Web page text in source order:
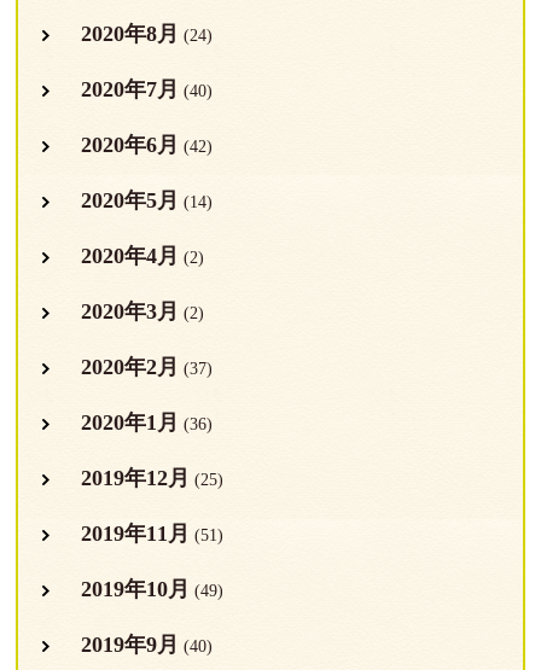
2020年8月 (24)
2020年7月 (40)
2020年6月 (42)
2020年5月 (14)
2020年4月 (2)
2020年3月 (2)
2020年2月 (37)
2020年1月 (36)
2019年12月 (25)
2019年11月 (51)
2019年10月 (49)
2019年9月 (40)